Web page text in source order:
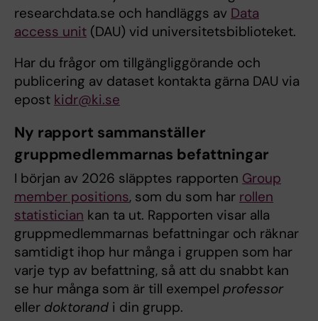
researchdata.se och handläggs av Data
access unit (DAU) vid universitetsbiblioteket.
Har du frågor om tillgängliggörande och
publicering av dataset kontakta gärna DAU via
epost kidr@ki.se
Ny rapport sammanställer
gruppmedlemmarnas befattningar
I början av 2026 släpptes rapporten Group
member positions, som du som har rollen
statistician kan ta ut. Rapporten visar alla
gruppmedlemmarnas befattningar och räknar
samtidigt ihop hur många i gruppen som har
varje typ av befattning, så att du snabbt kan
se hur många som är till exempel professor
eller doktorand i din grupp.